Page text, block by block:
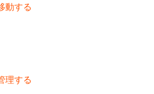
動する
理する